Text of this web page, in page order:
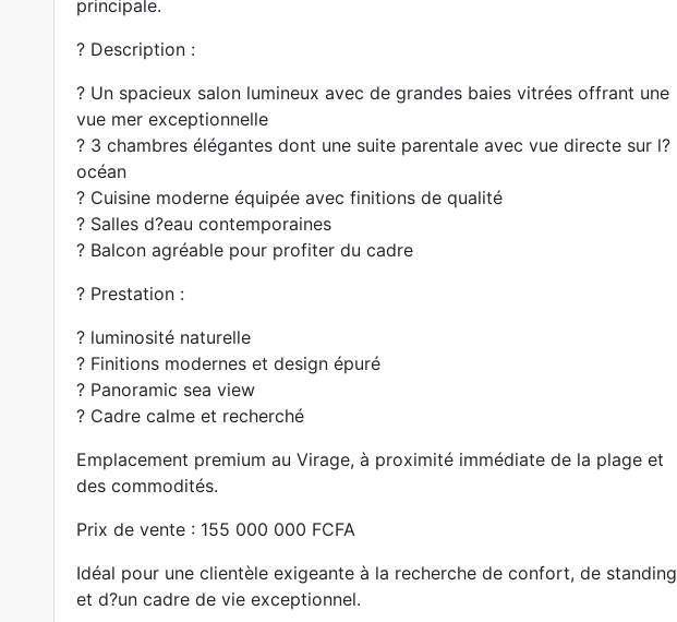
principale.
? Description :
? Un spacieux salon lumineux avec de grandes baies vitrées offrant une
vue mer exceptionnelle
? 3 chambres élégantes dont une suite parentale avec vue directe sur l?
océan
? Cuisine moderne équipée avec finitions de qualité
? Salles d?eau contemporaines
? Balcon agréable pour profiter du cadre
? Prestation :
? luminosité naturelle
? Finitions modernes et design épuré
? Panoramic sea view
? Cadre calme et recherché
Emplacement premium au Virage, à proximité immédiate de la plage et
des commodités.
Prix de vente : 155 000 000 FCFA
Idéal pour une clientèle exigeante à la recherche de confort, de standing
et d?un cadre de vie exceptionnel.